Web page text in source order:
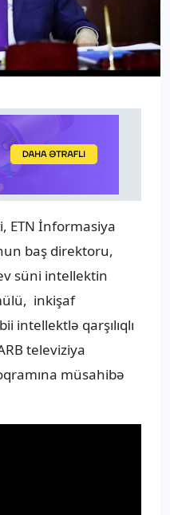
ETN İnformasiya
baş direktoru,
süni intellektin
inkişaf
intellektlə qarşılıqlı
televiziya
müsahibə